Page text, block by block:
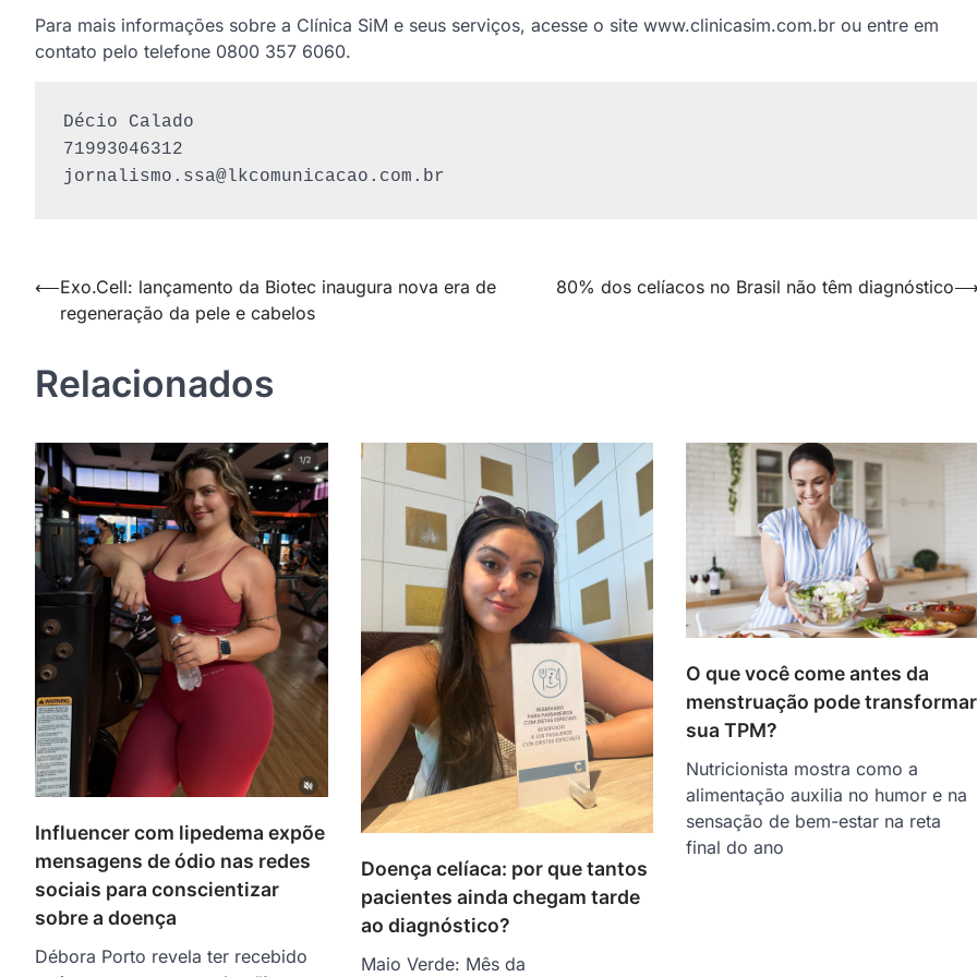
Para mais informações sobre a Clínica SiM e seus serviços, acesse o site www.clinicasim.com.br ou entre em
contato pelo telefone 0800 357 6060.
Décio Calado
jornalismo.ssa@lkcomunicacao.com.br
Navegação
⟵Exo.Cell: lançamento da Biotec inaugura nova era de
regeneração da pele e cabelos
80% dos celíacos no Brasil não têm diagnóstico
Relacionados
Influencer com lipedema expõe
mensagens de ódio nas redes
sociais para conscientizar
sobre a doença
Débora Porto revela ter recebido
Doença celíaca: por que tantos
pacientes ainda chegam tarde
ao diagnóstico?
Maio Verde: Mês da
O que você come antes da
menstruação pode transformar
sua TPM?
Nutricionista mostra como a
alimentação auxilia no humor e na
sensação de bem-estar na reta
final do ano